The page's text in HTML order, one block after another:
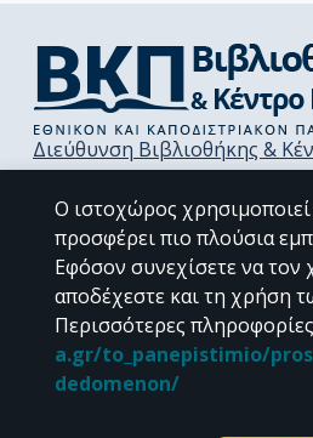
Διεύθυνση Βιβλιοθήκης &
Βιβλιοθήκες
Υπολογιστικό
Επικοινωνία /
Ο ιστοχώρος
προσφέρει πιο πλούσια
Εφόσον συνεχίσετε να τον
αποδέχεστε και τη χρήση
Περισσότερες πληροφορίες
a.gr/to_panepistimio/
dedomenon/